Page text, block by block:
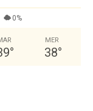
0%
°
MER
38°